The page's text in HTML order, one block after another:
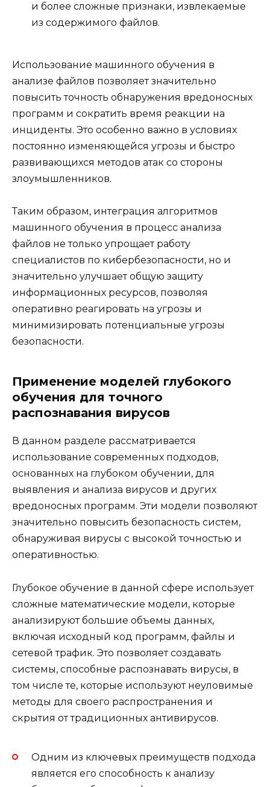
и более сложные признаки, извлекаемые
из содержимого файлов.
Использование машинного обучения в
анализе файлов позволяет значительно
повысить точность обнаружения вредоносных
программ и сократить время реакции на
инциденты. Это особенно важно в условиях
постоянно изменяющейся угрозы и быстро
развивающихся методов атак со стороны
злоумышленников.
Таким образом, интеграция алгоритмов
машинного обучения в процесс анализа
файлов не только упрощает работу
специалистов по кибербезопасности, но и
значительно улучшает общую защиту
информационных ресурсов, позволяя
оперативно реагировать на угрозы и
минимизировать потенциальные угрозы
безопасности.
Применение моделей глубокого
обучения для точного
распознавания вирусов
В данном разделе рассматривается
использование современных подходов,
основанных на глубоком обучении, для
выявления и анализа вирусов и других
вредоносных программ. Эти модели позволяют
значительно повысить безопасность систем,
обнаруживая вирусы с высокой точностью и
оперативностью.
Глубокое обучение в данной сфере использует
сложные математические модели, которые
анализируют большие объемы данных,
включая исходный код программ, файлы и
сетевой трафик. Это позволяет создавать
системы, способные распознавать вирусы, в
том числе те, которые используют неуловимые
методы для своего распространения и
скрытия от традиционных антивирусов.
Одним из ключевых преимуществ подхода
является его способность к анализу